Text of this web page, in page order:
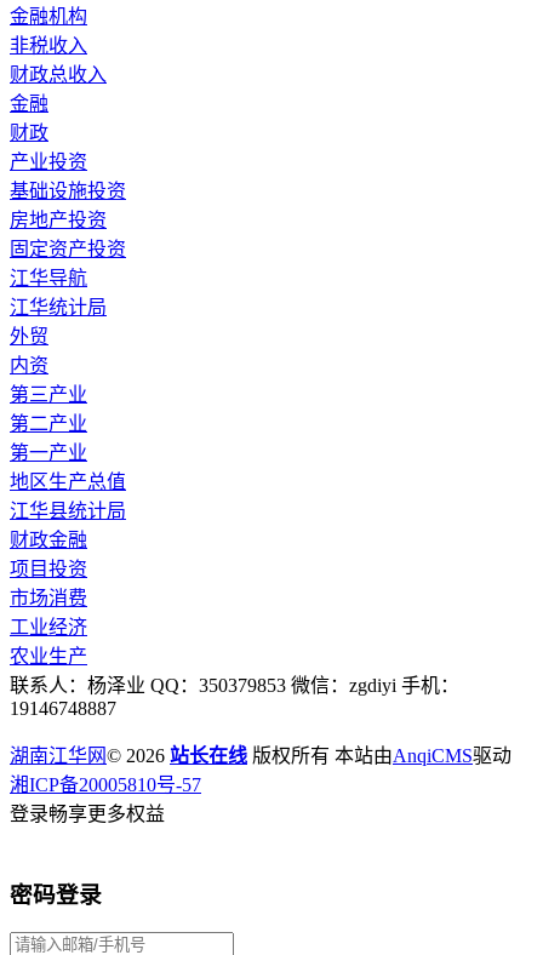
金融机构
非税收入
财政总收入
金融
财政
产业投资
基础设施投资
房地产投资
固定资产投资
江华导航
江华统计局
外贸
内资
第三产业
第二产业
第一产业
地区生产总值
江华县统计局
财政金融
项目投资
市场消费
工业经济
农业生产
联系人：杨泽业 QQ：350379853 微信：zgdiyi 手机：
19146748887
湖南江华网© 2026 站长在线 版权所有 本站由AnqiCMS驱动
湘ICP备20005810号-57
登录畅享更多权益
密码登录